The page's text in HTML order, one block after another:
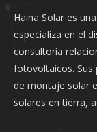
Haina Solar es
especializa en el
consultoría
fotovoltaicos. Sus
de montaje solar
solares en tierra,